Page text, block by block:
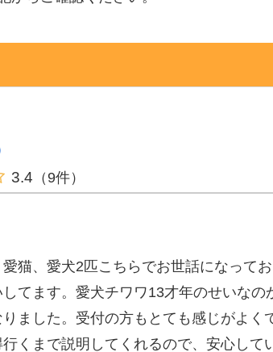
3.4 （9件）
猫、愛犬2匹こちらでお世話になって
してます。愛犬チワワ13才年のせいなの
ました。受付の方もとても感じがよく
行くまで説明してくれるので、安心して